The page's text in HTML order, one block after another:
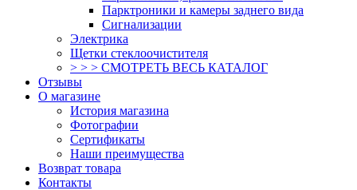
Парктроники и камеры заднего вида
Сигнализации
Электрика
Щетки стеклоочистителя
> > > СМОТРЕТЬ ВЕСЬ КАТАЛОГ
Отзывы
О магазине
История магазина
Фотографии
Сертификаты
Наши преимущества
Возврат товара
Контакты